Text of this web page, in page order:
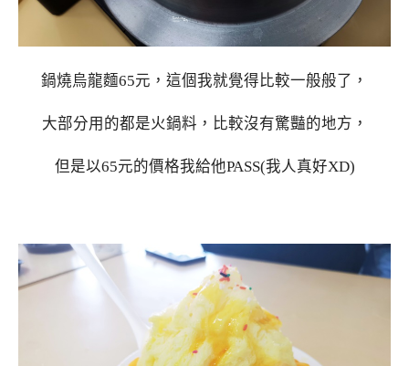
鍋燒烏龍麵65元，這個我就覺得比較一般般了，
大部分用的都是火鍋料，比較沒有驚豔的地方，
但是以65元的價格我給他PASS(我人真好XD)